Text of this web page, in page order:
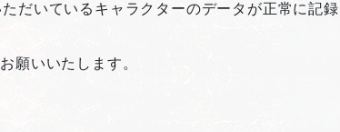
だいているキャラクターのデータが正常に記
願いいたします。